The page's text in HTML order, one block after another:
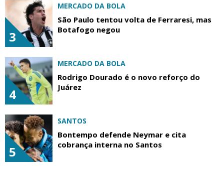
3
MERCADO DA BOLA
São Paulo tentou volta de Ferraresi, mas
Botafogo negou
4
MERCADO DA BOLA
Rodrigo Dourado é o novo reforço do
Juárez
5
SANTOS
Bontempo defende Neymar e cita
cobrança interna no Santos